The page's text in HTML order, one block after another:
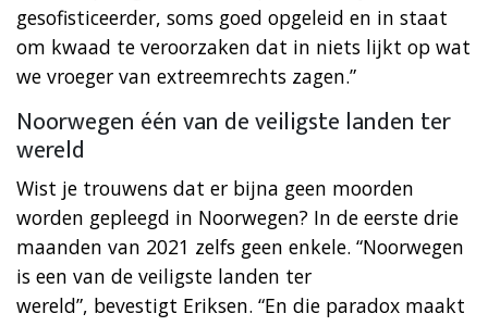
gesofisticeerder, soms goed opgeleid en in staat
om kwaad te veroorzaken dat in niets lijkt op wat
we vroeger van extreemrechts zagen.”
Noorwegen één van de veiligste landen ter
wereld
Wist je trouwens dat er bijna geen moorden
worden gepleegd in Noorwegen? In de eerste drie
maanden van 2021 zelfs geen enkele. “Noorwegen
is een van de veiligste landen ter
wereld”, bevestigt Eriksen. “En die paradox maakt